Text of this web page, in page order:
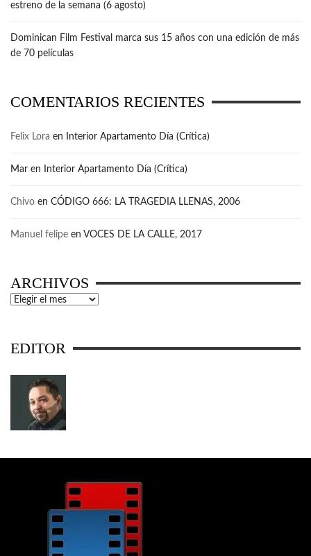
estreno de la semana (6 agosto)
Dominican Film Festival marca sus 15 años con una edición de más
de 70 películas
COMENTARIOS RECIENTES
Felix Lora en Interior Apartamento Día (Crítica)
Mar en Interior Apartamento Día (Crítica)
Chivo en CÓDIGO 666: LA TRAGEDIA LLENAS, 2006
Manuel felipe en VOCES DE LA CALLE, 2017
ARCHIVOS
Archivos
EDITOR